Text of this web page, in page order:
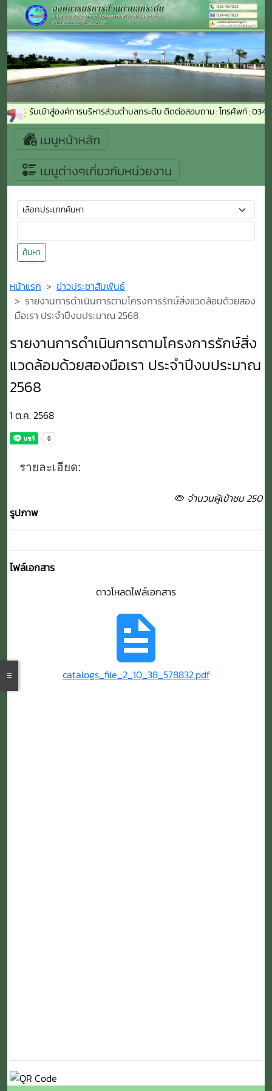
ต้อนรับเข้าสู่องค์การบริหารส่วนตำบลกระตีบ ติดต่อสอบถาม : โทรศัพท์ : 034-
เมนูหน้าหลัก
เมนูต่างๆเกี่ยวกับหน่วยงาน
ค้นหา
หน้าแรก
ข่าวประชาสัมพันธ์
รายงานการดำเนินการตามโครงการรักษ์สิ่งแวดล้อมด้วยสอง
มือเรา ประจำปีงบประมาณ 2568
รายงานการดำเนินการตามโครงการรักษ์สิ่ง
แวดล้อมด้วยสองมือเรา ประจำปีงบประมาณ
2568
1 ต.ค. 2568
รายละเอียด:
จำนวนผู้เข้าชม 250
รูปภาพ
ไฟล์เอกสาร
ดาวโหลดไฟล์เอกสาร
catalogs_file_2_10_38_578832.pdf